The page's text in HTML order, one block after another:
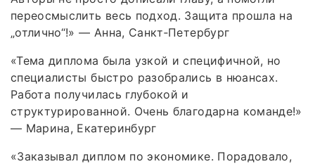
переосмыслить весь подход. Защита прошла на
„отлично“!» — Анна, Санкт‑Петербург
«Тема диплома была узкой и специфичной, но
специалисты быстро разобрались в нюансах.
Работа получилась глубокой и
структурированной. Очень благодарна команде!»
— Марина, Екатеринбург
«Заказывал диплом по экономике. Порадовало,